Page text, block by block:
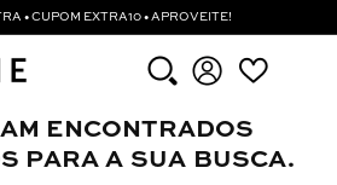
• CUPOM EXTRA10 • APROVEITE!
ENCONTRADOS
PARA A SUA BUSCA.